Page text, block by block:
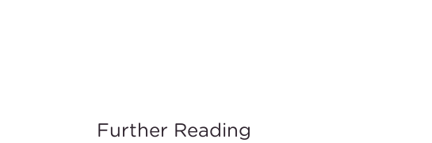
Further Reading